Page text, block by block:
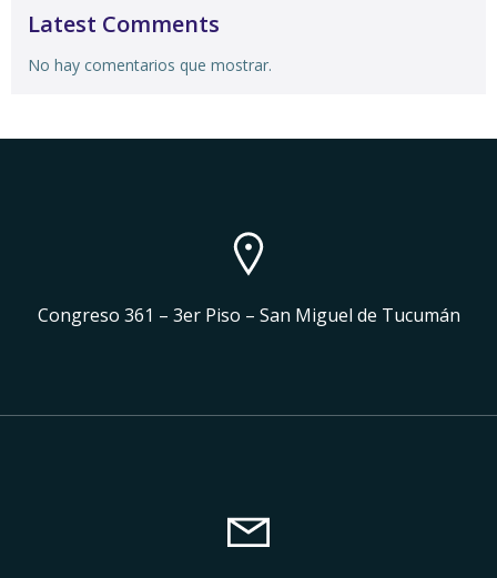
Latest Comments
No hay comentarios que mostrar.
Congreso 361 – 3er Piso – San Miguel de Tucumán